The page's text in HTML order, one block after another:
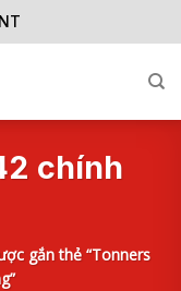
chính
gắn thẻ “Tonners